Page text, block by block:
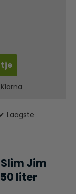
Laagste
Jim
liter